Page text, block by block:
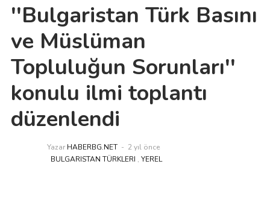
''Bulgaristan Türk Basını
ve Müslüman
Topluluğun Sorunları''
konulu ilmi toplantı
düzenlendi
Yazar HABERBG.NET
2 yıl önce
BULGARISTAN TÜRKLERI , YEREL